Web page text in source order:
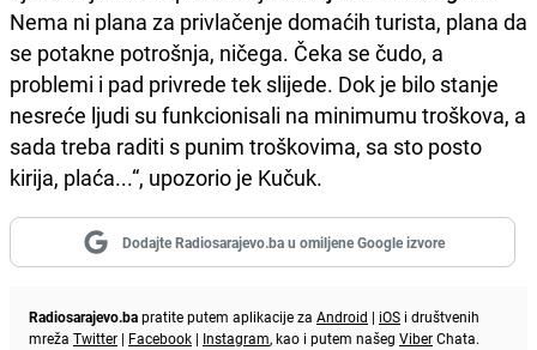
Nema ni plana za privlačenje domaćih turista, plana da
se potakne potrošnja, ničega. Čeka se čudo, a
problemi i pad privrede tek slijede. Dok je bilo stanje
nesreće ljudi su funkcionisali na minimumu troškova, a
sada treba raditi s punim troškovima, sa sto posto
kirija, plaća...“, upozorio je Kučuk.
Dodajte Radiosarajevo.ba u omiljene Google izvore
Radiosarajevo.bapratite putem aplikacije za Android | iOS i društvenih
mreža Twitter | Facebook | Instagram, kao i putem našeg ViberChata.